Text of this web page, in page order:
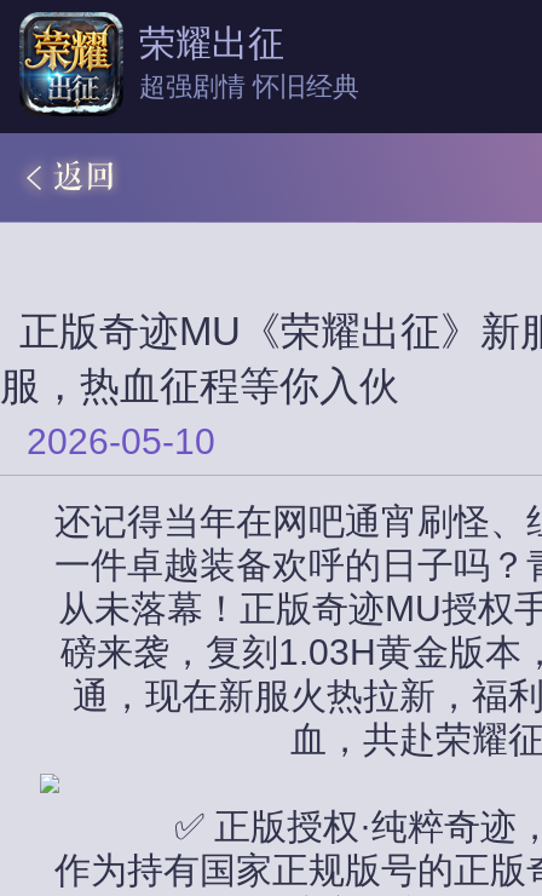
荣耀出征
超强剧情 怀旧经典
正版奇迹MU《荣耀出征》新
服，热血征程等你入伙
2026-05-10
还记得当年在网吧通宵刷怪、
一件卓越装备欢呼的日子吗？
从未落幕！正版奇迹MU授权
磅来袭，复刻1.03H黄金版本
通，现在新服火热拉新，福
血，共赴荣耀
✅ 正版授权·纯粹奇迹
作为持有国家正规版号的正版